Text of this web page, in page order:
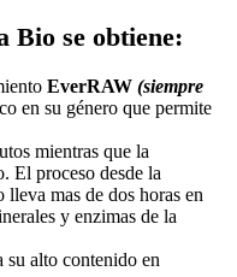
Bio se obtiene:
EverRAW (siempre
en su género que permite
mientras que la
El proceso desde la
mas de dos horas en
y enzimas de la
alto contenido en